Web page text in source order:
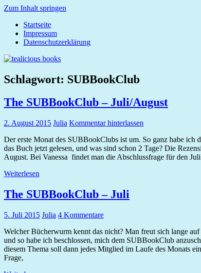
Zum Inhalt springen
tealicious
books
Startseite
Impressum
Datenschutzerklärung
Schlagwort: SUBBookClub
The SUBBookClub – Juli/August
2. August 2015 Julia Kommentar hinterlassen
Der erste Monat des SUBBookClubs ist um. So ganz habe ich
das Buch jetzt gelesen, und was sind schon 2 Tage? Die
August. Bei Vanessa findet man die Abschlussfrage für den
Weiterlesen
The SUBBookClub – Juli
5. Juli 2015 Julia 4 Kommentare
Welcher Bücherwurm kennt das nicht? Man freut sich lange
und so habe ich beschlossen, mich dem SUBBookClub
diesem Thema soll dann jedes Mitglied im Laufe des Monats
Frage,